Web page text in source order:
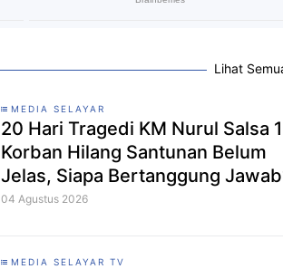
Lihat
MEDIA SELAYAR
20 Hari Tragedi KM Nurul Salsa
Korban Hilang Santunan Belum
Jelas, Siapa Bertanggung
04 Agustus 2026
MEDIA SELAYAR TV